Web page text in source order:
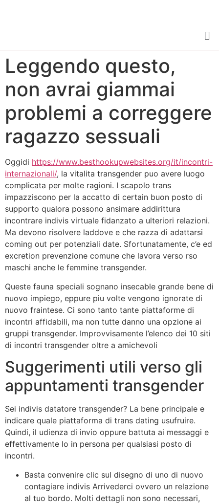
Leggendo questo,
non avrai giammai
problemi a correggere
ragazzo sessuali
Oggidi https://www.besthookupwebsites.org/it/incontri-
internazionali/, la vitalita transgender puo avere luogo
complicata per molte ragioni. I scapolo trans
impazziscono per la accatto di certain buon posto di
supporto qualora possono ansimare addirittura
incontrare indivis virtuale fidanzato a ulteriori relazioni.
Ma devono risolvere laddove e che razza di adattarsi
coming out per potenziali date. Sfortunatamente, c’e ed
excretion prevenzione comune che lavora verso rso
maschi anche le femmine transgender.
Queste fauna speciali sognano insecable grande bene di
nuovo impiego, eppure piu volte vengono ignorate di
nuovo fraintese. Ci sono tanto tante piattaforme di
incontri affidabili, ma non tutte danno una opzione ai
gruppi transgender. Improvvisamente l’elenco dei 10 siti
di incontri transgender oltre a amichevoli
Suggerimenti utili verso gli
appuntamenti transgender
Sei indivis datatore transgender? La bene principale e
indicare quale piattaforma di trans dating usufruire.
Quindi, il udienza di invio oppure battuta ai messaggi e
effettivamente lo in persona per qualsiasi posto di
incontri.
Basta convenire clic sul disegno di uno di nuovo
contagiare indivis Arrivederci ovvero un relazione
al tuo bordo. Molti dettagli non sono necessari,